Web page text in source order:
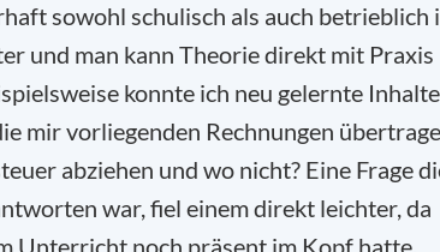
sowohl schulisch als auch betrieblich
und man kann Theorie direkt mit Praxis
konnte ich neu gelernte Inhalte
mir vorliegenden Rechnungen
abziehen und wo nicht? Eine Frage
war, fiel einem direkt leichter, da
Unterricht noch präsent im Kopf hatte.